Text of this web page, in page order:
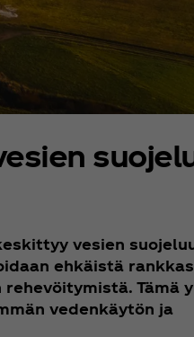
vesien
ehkäistä
Tämä
vedenkäytön ja